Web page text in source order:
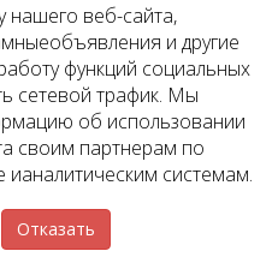
КОМПАНИИ
информация,
информационный
офертой. Условия
собственником
нашего веб-сайта,
и другие
функций социальных
сетевой трафик. Мы
об использовании
своим партнерам по
системам.
Отказать